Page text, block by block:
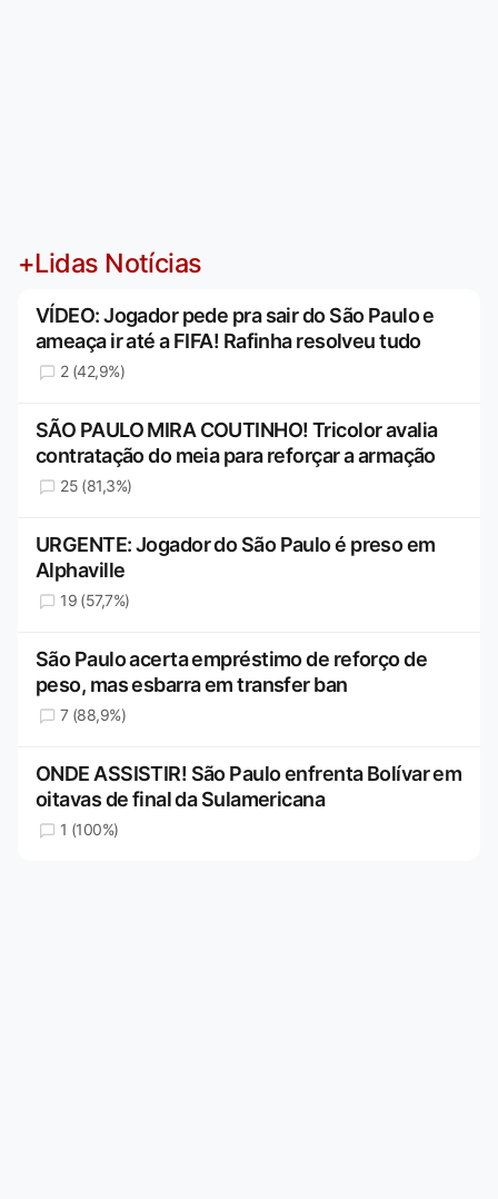
+Lidas Notícias
VÍDEO: Jogador pede pra sair do São Paulo e
ameaça ir até a FIFA! Rafinha resolveu tudo
2 (42,9%)
SÃO PAULO MIRA COUTINHO! Tricolor avalia
contratação do meia para reforçar a armação
25 (81,3%)
URGENTE: Jogador do São Paulo é preso em
Alphaville
19 (57,7%)
São Paulo acerta empréstimo de reforço de
peso, mas esbarra em transfer ban
7 (88,9%)
ONDE ASSISTIR! São Paulo enfrenta Bolívar em
oitavas de final da Sulamericana
1 (100%)